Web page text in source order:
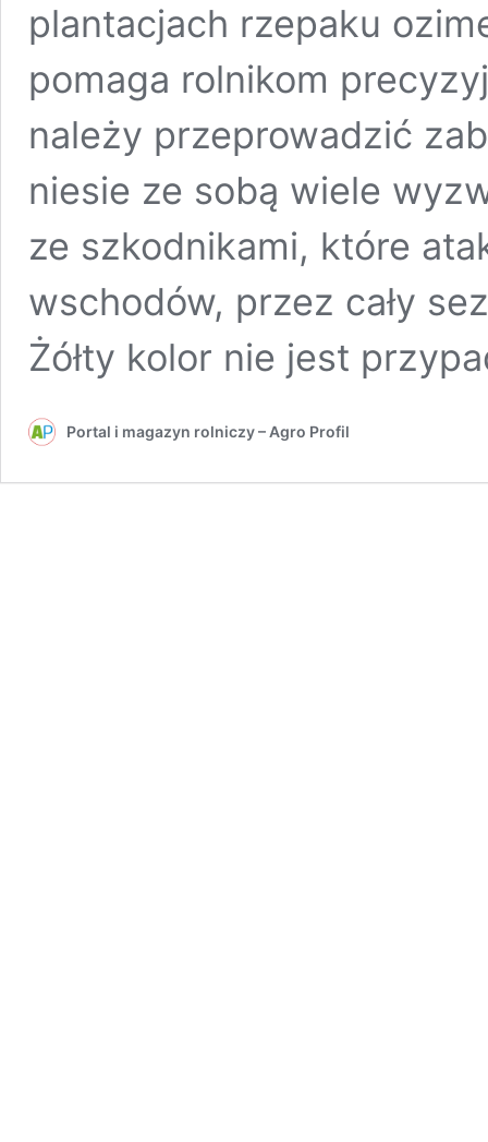
plantacjach rzepaku
pomaga rolnikom
należy przeprowadzić
niesie ze sobą wiele
ze szkodnikami, które
wschodów, przez cały
Żółty kolor nie jest
Portal i magazyn rolniczy – Agro Profil